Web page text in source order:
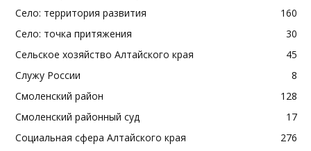
Село: территория развития
160
Село: точка притяжения
30
Сельское хозяйство Алтайского края
45
Служу России
8
Смоленский район
128
Смоленский районный суд
17
Социальная сфера Алтайского края
276